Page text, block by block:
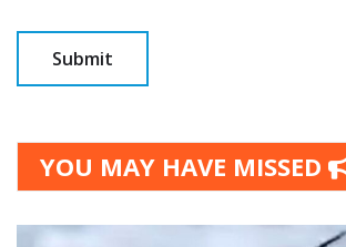
YOU MAY HAVE MISSED